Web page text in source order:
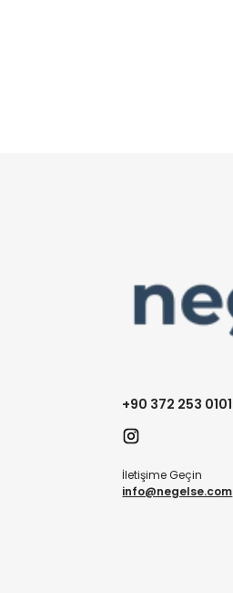
+90 372 253 0101
İletişime Geçin
info@negelse.com